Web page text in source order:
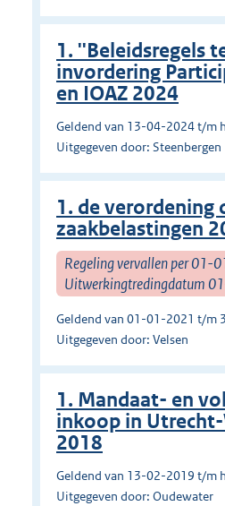
1. ''Beleidsregels
invordering
en IOAZ 2024
Geldend van 13-04-2024 t/m
Uitgegeven door: Steenbergen
1. de verordening
zaakbelastingen
Regeling vervallen per 01-
Uitwerkingtredingdatum
Geldend van 01-01-2021 t/m
Uitgegeven door: Velsen
1. Mandaat- en
inkoop in
2018
Geldend van 13-02-2019 t/m
Uitgegeven door: Oudewater